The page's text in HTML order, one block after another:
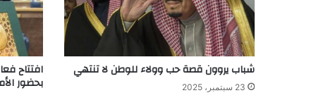
شباب يروون قصة حب وولاء للوطن لا تنتهي
23 سبتمبر، 2025
افتتاح
بحضور